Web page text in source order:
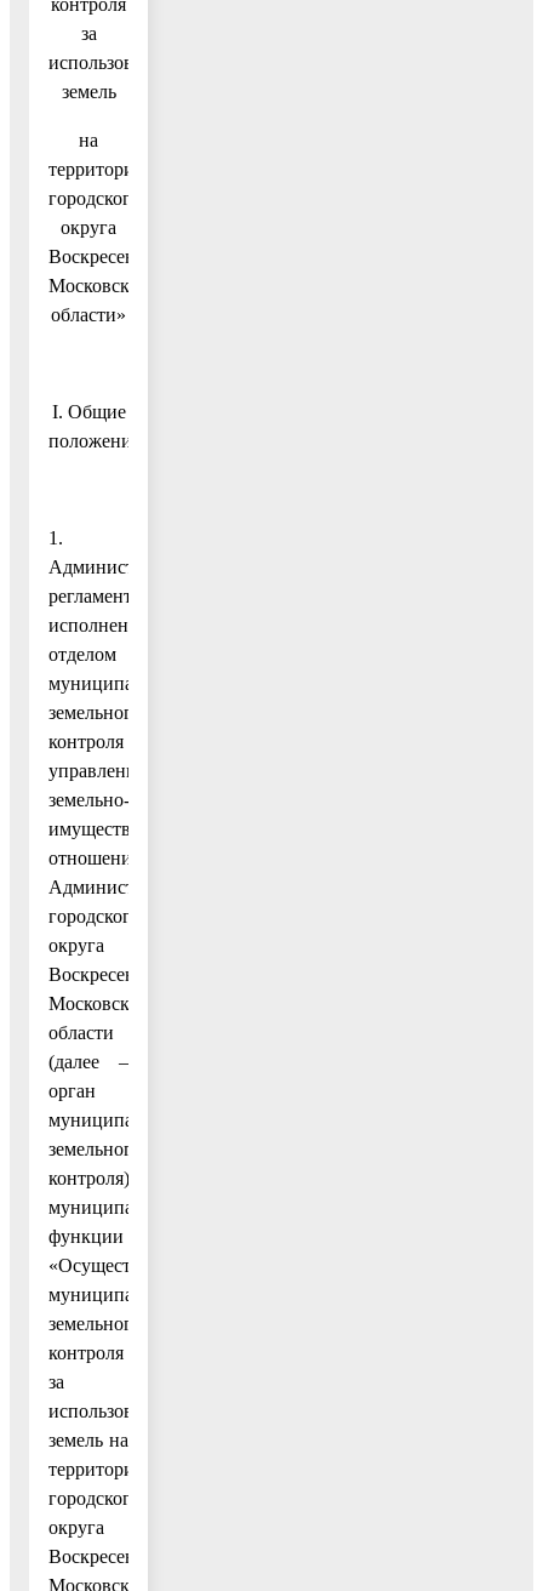
за
использованием
земель
на
территории
городского
округа
Воскресенск
Московской
области»
I. Общие
положения
1.
Административный
регламент
исполнения
отделом
муниципального
земельного
контроля
управления
земельно-
имущественных
отношений
Администрации
городского
округа
Воскресенск
Московской
области
(далее –
орган
муниципального
земельного
контроля)
муниципальной
функции
«Осуществление
муниципального
земельного
контроля
за
использованием
земель на
территории
городского
округа
Воскресенск
Московской